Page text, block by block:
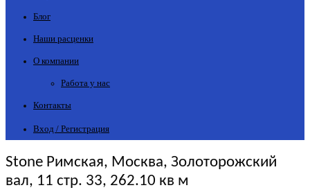
Блог
Наши расценки
О компании
Работа у нас
Контакты
Вход / Регистрация
Stone Римская, Москва, Золоторожский
вал, 11 стр. 33, 262.10 кв м